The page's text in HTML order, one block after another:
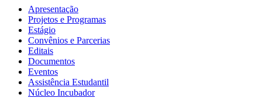
Apresentação
Projetos e Programas
Estágio
Convênios e Parcerias
Editais
Documentos
Eventos
Assistência Estudantil
Núcleo Incubador